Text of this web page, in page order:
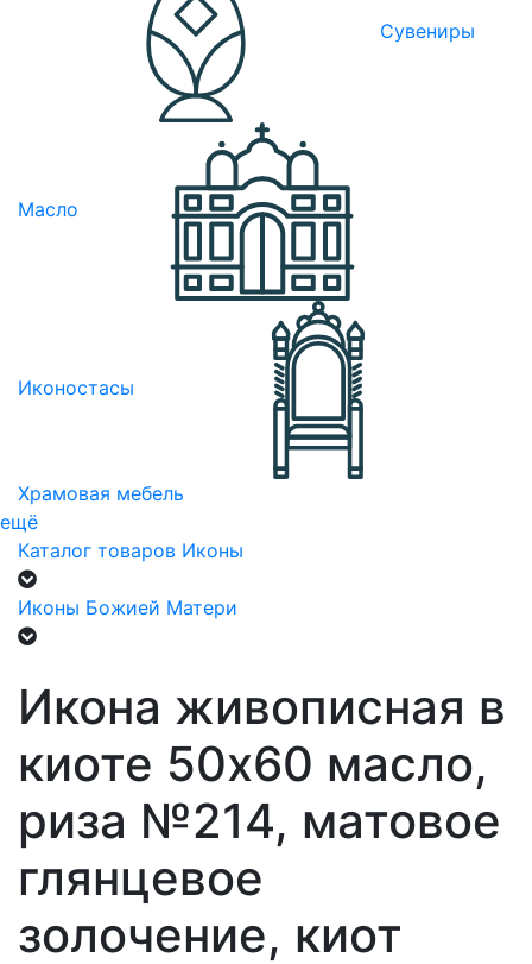
Сувениры
Масло
Иконостасы
Храмовая мебель
ещё
Каталог товаров Иконы
Иконы Божией Матери
Икона живописная в
киоте 50х60 масло,
риза №214, матовое
глянцевое
золочение, киот